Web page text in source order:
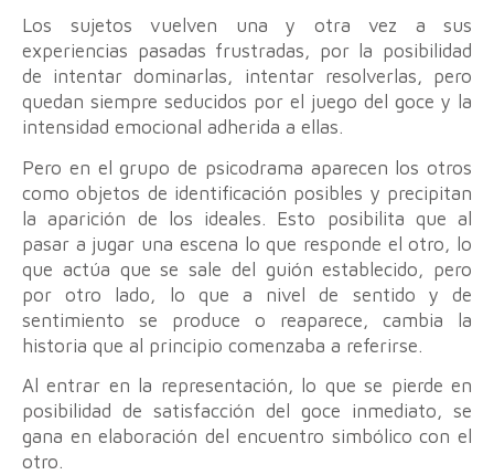
Los sujetos vuelven una y otra vez a sus
experiencias pasadas frustradas, por la posibilidad
de intentar dominarlas, intentar resolverlas, pero
quedan siempre seducidos por el juego del goce y la
intensidad emocional adherida a ellas.
Pero en el grupo de psicodrama aparecen los otros
como objetos de identificación posibles y precipitan
la aparición de los ideales. Esto posibilita que al
pasar a jugar una escena lo que responde el otro, lo
que actúa que se sale del guión establecido, pero
por otro lado, lo que a nivel de sentido y de
sentimiento se produce o reaparece, cambia la
historia que al principio comenzaba a referirse.
Al entrar en la representación, lo que se pierde en
posibilidad de satisfacción del goce inmediato, se
gana en elaboración del encuentro simbólico con el
otro.